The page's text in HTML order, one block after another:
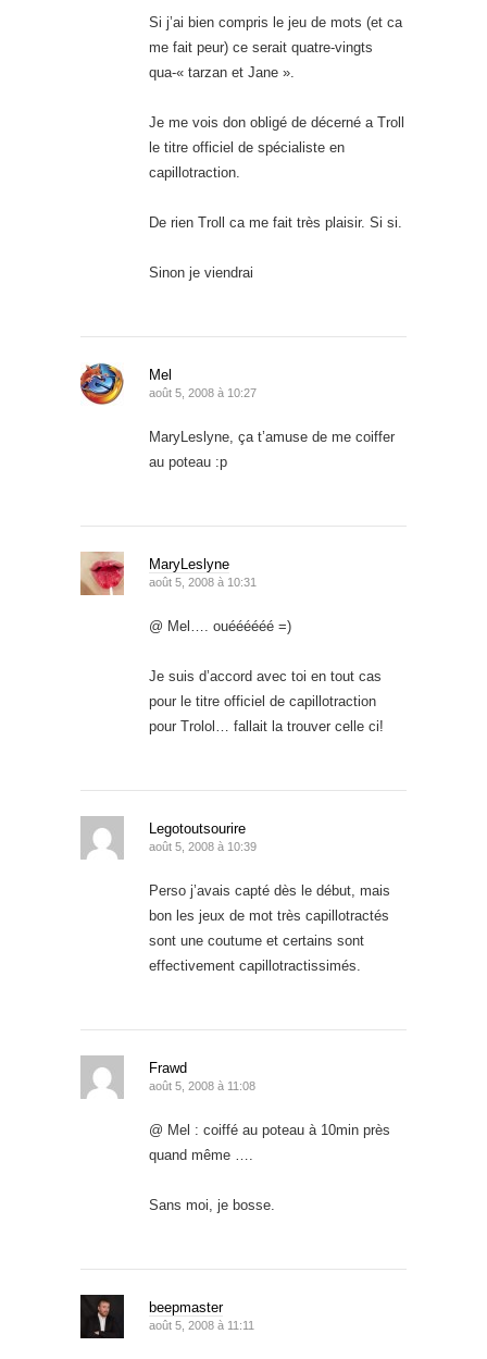
Si j’ai bien compris le jeu de mots (et ca
me fait peur) ce serait quatre-vingts
qua-« tarzan et Jane ».
Je me vois don obligé de décerné a Troll
le titre officiel de spécialiste en
capillotraction.
De rien Troll ca me fait très plaisir. Si si.
Sinon je viendrai
Mel
août 5, 2008 à 10:27
MaryLeslyne, ça t’amuse de me coiffer
au poteau :p
MaryLeslyne
août 5, 2008 à 10:31
@ Mel…. ouéééééé =)
Je suis d’accord avec toi en tout cas
pour le titre officiel de capillotraction
pour Trolol… fallait la trouver celle ci!
Legotoutsourire
août 5, 2008 à 10:39
Perso j’avais capté dès le début, mais
bon les jeux de mot très capillotractés
sont une coutume et certains sont
effectivement capillotractissimés.
Frawd
août 5, 2008 à 11:08
@ Mel : coiffé au poteau à 10min près
quand même ….
Sans moi, je bosse.
beepmaster
août 5, 2008 à 11:11